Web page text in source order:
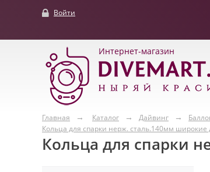
Войти
Интернет-магазин
Главная Каталог Дайвинг
Кольца для спарки нерж. сталь.140мм широкие
Кольца для спарки